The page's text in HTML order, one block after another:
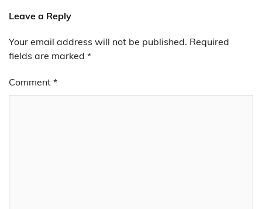
Leave a Reply
Your email address will not be published. Required
fields are marked *
Comment *